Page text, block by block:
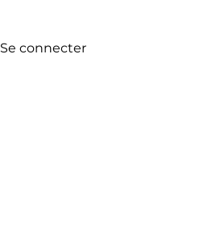
Se connecter